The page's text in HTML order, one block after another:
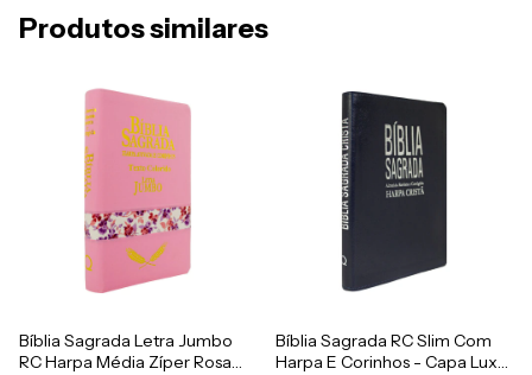
Produtos similares
Bíblia Sagrada Letra Jumbo
RC Harpa Média Zíper Rosa
Bíblia Sagrada RC Slim Com
Harpa E Corinhos - Capa Luxo